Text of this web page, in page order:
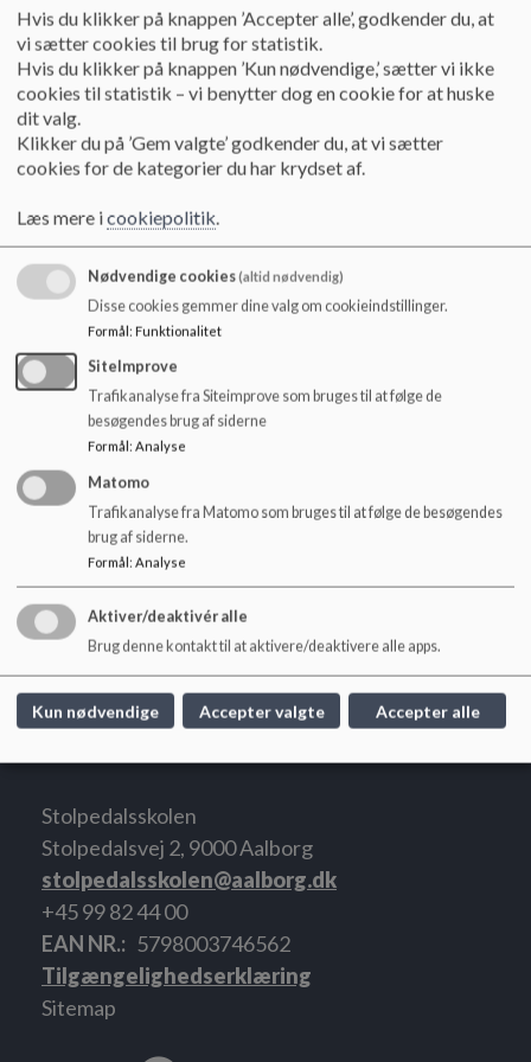
Skolestart og den gode overgang
Information om vigtige datoer i forhold til at skabe
den gode overgang mellem børnehave og skolestart
på Stolpedalsskolen
Læs mere
Feriekalender og vigtige datoer
Se hvornår der er ferie og helligdage i skolen og find
oversigt over vigtige datoer i løbet af skoleåret.
Læs mere
Stolpedalsskolen
Stolpedalsvej 2, 9000 Aalborg
stolpedalsskolen@aalborg.dk
+45 99 82 44 00
EAN NR.
5798003746562
Tilgængelighedserklæring
Sitemap
Hvis du klikker på knappen ’Accepter alle’, godkender du, at
vi sætter cookies til brug for statistik.
Hvis du klikker på knappen ’Kun nødvendige,’ sætter vi ikke
cookies til statistik – vi benytter dog en cookie for at huske
dit valg.
Klikker du på ’Gem valgte’ godkender du, at vi sætter
cookies for de kategorier du har krydset af.
Læs mere icookiepolitik.
Nødvendige cookies(altid nødvendig)
Disse cookies gemmer dine valg om cookieindstillinger.
Formål: Funktionalitet
SiteImprove
Trafikanalyse fra Siteimprove som bruges til at følge de
besøgendes brug af siderne
Formål : Analyse
Matomo
Trafikanalyse fra Matomo som bruges til at følge de besøgendes
brug af siderne.
Formål: Analyse
Aktiver/deaktivér alle
Brug denne kontakt til at aktivere/deaktivere alle apps.
Kun nødvendige Accepter valgte Accepter alle